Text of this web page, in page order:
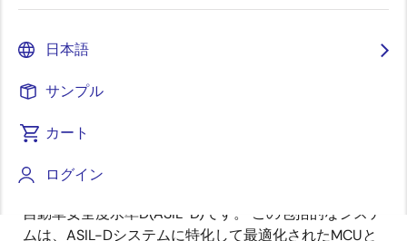
日本語
サンプル
カート
ログイン
概
説明
説
明
電動パワーステアリング(EPS)は、最高レベルの機能安
自動車安全度水準D(ASIL-D)です。 この包括的なシステ
ムは、ASIL-Dシステムに特化して最適化されたMCUと